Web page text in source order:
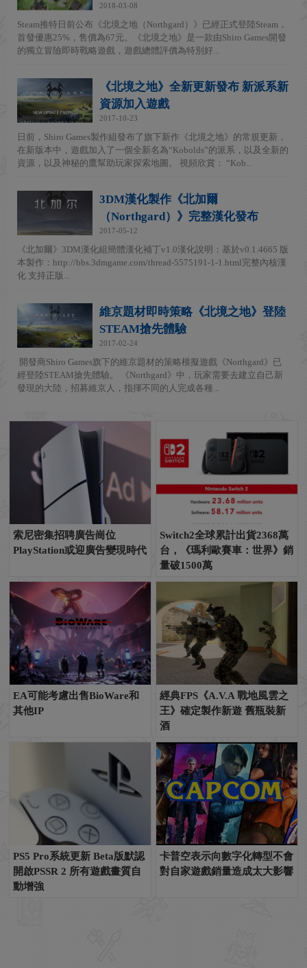
2018-03-08
Steam推特日前公布《北境之地（Northgard）》已經正式登陸Steam，
首發優惠25%，售價為67元。《北境之地》是一款由Shiro Games開發
的獨立冒險即時戰略遊戲，遊戲總體評價為特別好...
《北境之地》全新更新發布 新派系新
資源加入遊戲
2017-10-23
日前，Shiro Games製作組發布了旗下新作《北境之地》的常規更新，
在新版本中，遊戲加入了一個全新名為“Kobolds”的派系，以及全新的
資源，以及神秘的鷹幫助玩家探索地圖。 視頻欣賞： “Kob...
3DM漢化製作《北加爾
（Northgard）》完整漢化發布
2017-05-12
《北加爾》3DM漢化組簡體漢化補丁v1.0漢化說明：基於v0.1.4665 版
本製作：http://bbs.3dmgame.com/thread-5575191-1-1.html完整內核漢
化 支持正版...
維京題材即時策略《北境之地》登陸
STEAM搶先體驗
2017-02-24
開發商Shiro Games旗下的維京題材的策略模擬遊戲《Northgard》已
經登陸STEAM搶先體驗。 《Northgard》中，玩家需要去建立自己新
發現的大陸，招募維京人，指揮不同的人完成各種...
索尼密集招聘廣告崗位
PlayStation或迎廣告變現時代
Switch2全球累計出貨2368萬
台，《瑪利歐賽車：世界》銷
量破1500萬
EA可能考慮出售BioWare和
其他IP
經典FPS《A.V.A 戰地風雲之
王》確定製作新遊 舊瓶裝新
酒
PS5 Pro系統更新 Beta版默認
開啟PSSR 2 所有遊戲畫質自
動增強
卡普空表示向數字化轉型不會
對自家遊戲銷量造成太大影響